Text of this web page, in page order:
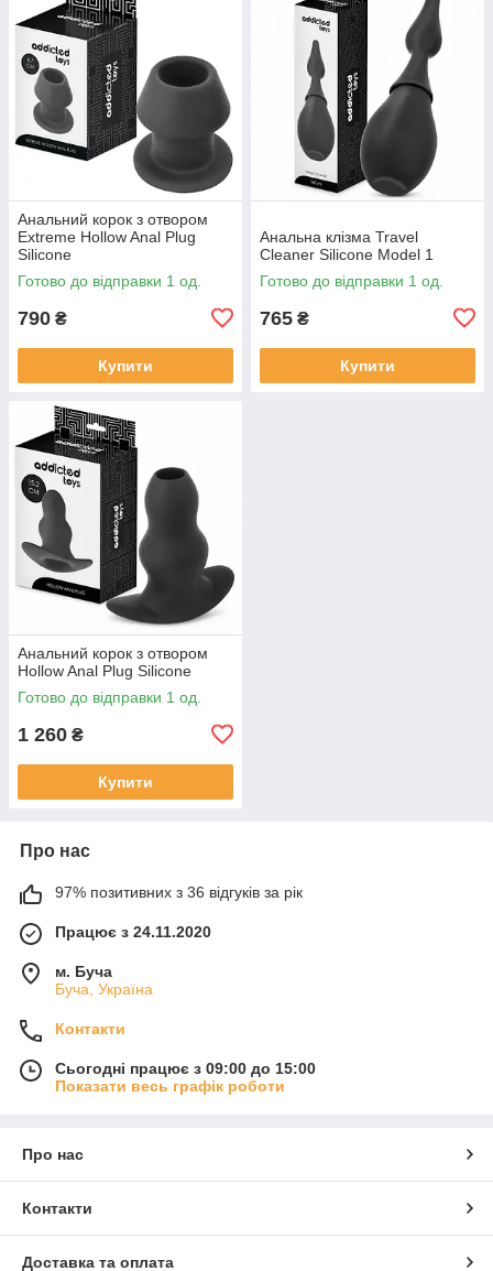
Анальний корок з отвором
Extreme Hollow Anal Plug
Silicone
Готово до відправки 1 од.
790 ₴
Купити
Анальна клізма Travel
Cleaner Silicone Model 1
Готово до відправки 1 од.
765 ₴
Купити
Анальний корок з отвором
Hollow Anal Plug Silicone
Готово до відправки 1 од.
1 260 ₴
Купити
Про нас
97% позитивних з 36 відгуків за рік
Працює з 24.11.2020
м. Буча
Буча, Україна
Контакти
Сьогодні працює з 09:00 до 15:00
Показати весь графік роботи
Про нас
Контакти
Доставка та оплата